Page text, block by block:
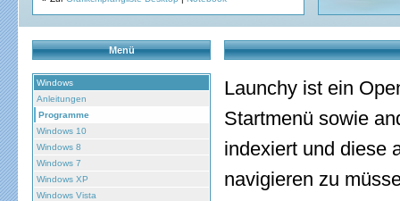
Menü
Windows
Anleitungen
Programme
Windows 10
Windows 8
Windows 7
Windows XP
Windows Vista
Launchy ist ein
Startmenü sowie
indexiert und diese
navigieren zu